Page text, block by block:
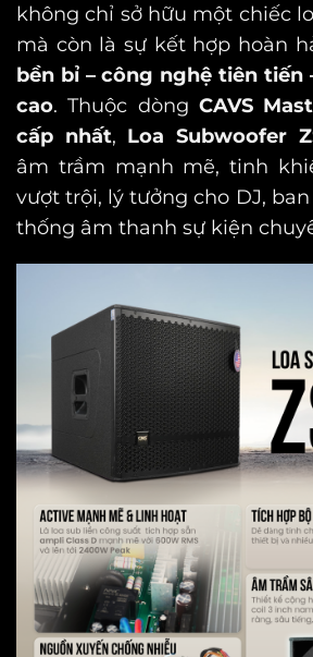
không chỉ sở hữu một chiếc
mà còn là sự kết hợp hoàn
bền bỉ – công nghệ tiên tiến
cao. Thuộc dòng CAVS
cấp nhất, Loa Subwoofer
âm trầm mạnh mẽ, tinh
vượt trội, lý tưởng cho DJ, ban
thống âm thanh sự kiện